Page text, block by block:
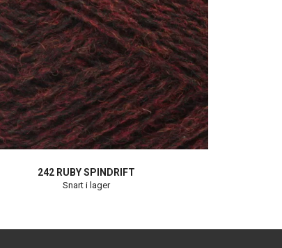
242 RUBY SPINDRIFT
Snart i lager